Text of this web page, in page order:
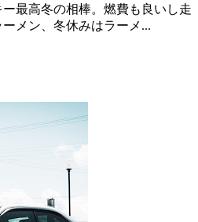
最高冬の相棒。燃費も良いし走
メン、冬休みはラーメ...